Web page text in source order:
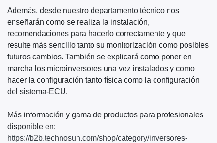
Además, desde nuestro departamento técnico nos
enseñarán como se realiza la instalación,
recomendaciones para hacerlo correctamente y que
resulte más sencillo tanto su monitorización como posibles
futuros cambios. También se explicará como poner en
marcha los microinversores una vez instalados y como
hacer la configuración tanto física como la configuración
del sistema-ECU.
Más información y gama de productos para profesionales
disponible en:
https://b2b.technosun.com/shop/category/inversores-